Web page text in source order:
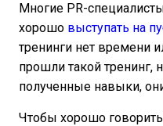
Многие PR-
хорошо выступать на
тренинги нет времени
прошли такой тренинг,
полученные навыки,
Чтобы хорошо